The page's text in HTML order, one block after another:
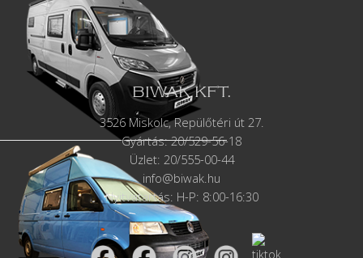
BIWAK KFT.
3526 Miskolc, Repülőtéri út 27.
Gyártás:20/529-56-18
Üzlet: 20/555-00-44
info@biwak.hu
Nyitvatartás: H-P: 8:00-16:30